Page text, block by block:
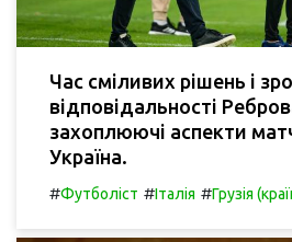
Час сміливих рішень і
відповідальності
захоплюючі аспекти
Україна.
#Футболіст #Італія #Грузія